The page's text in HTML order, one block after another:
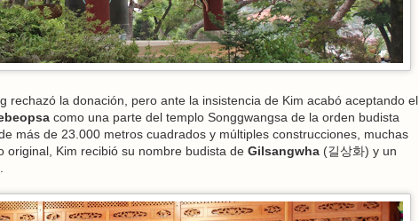
rechazó la donación, pero ante la insistencia de Kim acabó aceptando el
como una parte del templo Songgwangsa de la orden budista
más de 23.000 metros cuadrados y múltiples construcciones, muchas
original, Kim recibió su nombre budista de Gilsangwha (길상화) y un